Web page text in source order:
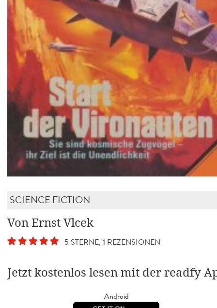
SCIENCE FICTION
Von Ernst Vlcek
5 STERNE, 1 REZENSIONEN
Jetzt kostenlos lesen mit der readfy
Android